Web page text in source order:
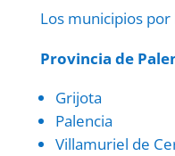
Los municipios
Provincia de
Grijota
Palencia
Villamuriel de